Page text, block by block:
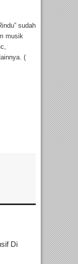
sudah
musik
(
Di